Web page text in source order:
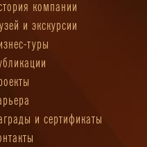
компании
и экскурсии
туры
и сертификаты